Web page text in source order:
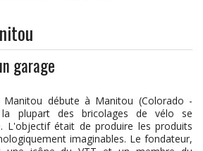
garage
Manitou débute à Manitou (Colorado -
plupart des bricolages de vélo se
L'objectif était de produire les produits
imaginables. Le fondateur,